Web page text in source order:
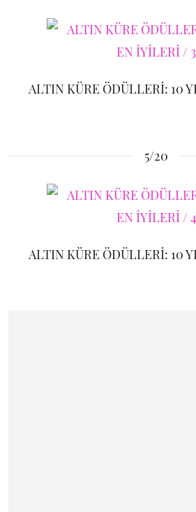
ALTIN KÜRE ÖDÜLLERİ: 10
5/20
ALTIN KÜRE ÖDÜLLERİ: 10